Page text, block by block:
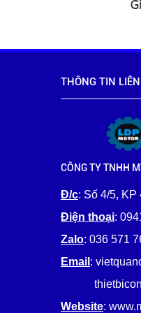
THÔNG TIN
CÔNG TY TNHH
Đ/c: Số 4/5,
Điện thoại:
Zalo: 036 571
Email :
Website: